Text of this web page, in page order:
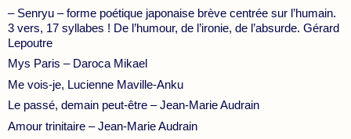
– Senryu – forme poétique japonaise brève centrée sur l’humain.
3 vers, 17 syllabes ! De l’humour, de l’ironie, de l’absurde. Gérard
Lepoutre
Mys Paris – Daroca Mikael
Me vois-je, Lucienne Maville-Anku
Le passé, demain peut-être – Jean-Marie Audrain
Amour trinitaire – Jean-Marie Audrain